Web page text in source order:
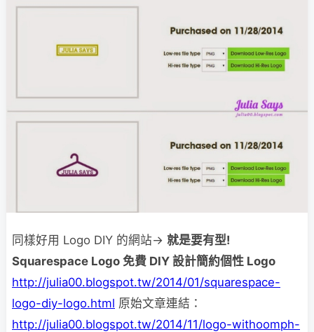
同樣好用 Logo DIY 的網站→ 就是要有型!
Squarespace Logo 免費 DIY 設計簡約個性 Logo
http://julia00.blogspot.tw/2014/01/squarespace-
logo-diy-logo.html 原始文章連結：
http://julia00.blogspot.tw/2014/11/logo-withoomph-